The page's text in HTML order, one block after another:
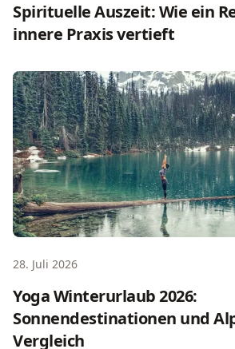
Spirituelle Auszeit: Wie ein
innere Praxis vertieft
Yoga Winterurlaub 2026:
28. Juli 2026
Yoga Winterurlaub 2026:
Sonnendestinationen und
Vergleich